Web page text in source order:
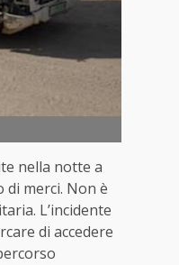
nella notte a
di merci. Non è
L’incidente
di accedere